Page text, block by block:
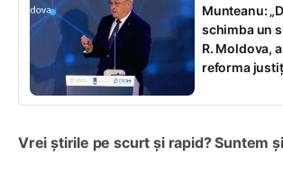
Munteanu:
schimba un
R. Moldova,
reforma
Vrei știrile pe scurt și rapid? Suntem